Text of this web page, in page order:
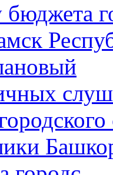
бюджета